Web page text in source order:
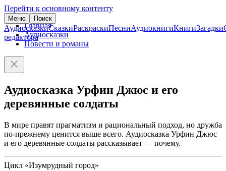
Перейти к основному контенту
Меню Поиск
АудиосказкиСказкиРаскраскиПесниАудиокнигиКнигиЗагадки
редактора
Главная
Аудиосказки
Повести и романы
Аудиосказка Урфин Джюс и его
деревянные солдаты
В мире правят прагматизм и рациональный подход, но дружба
по-прежнему ценится выше всего. Аудиосказка Урфин Джюс
и его деревянные солдаты рассказывает — почему.
Цикл «Изумрудный город»